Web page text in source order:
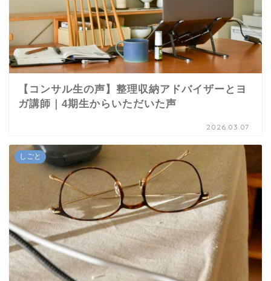
【コンサル生の声】整理収納アドバイザーとヨ
ガ講師｜4期生からいただいた声
2026.03.07
しごと